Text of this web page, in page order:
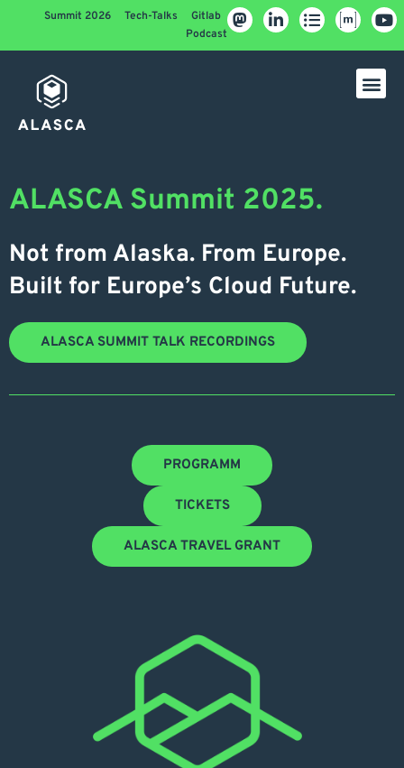
Summit 2026 Tech-Talks
Gitlab
Podcast
ALASCA Summit 2025.
Not from Alaska. From Europe.
Built for Europe’s Cloud Future.
ALASCA SUMMIT TALK RECORDINGS
PROGRAMM
TICKETS
ALASCA TRAVEL GRANT